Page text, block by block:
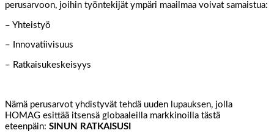
perusarvoon, joihin työntekijät ympäri maailmaa voivat samaistua:
– Yhteistyö
– Innovatiivisuus
– Ratkaisukeskeisyys
Nämä perusarvot yhdistyvät tehdä uuden lupauksen, jolla
HOMAG esittää itsensä globaaleilla markkinoilla tästä
eteenpäin: SINUN RATKAISUSI